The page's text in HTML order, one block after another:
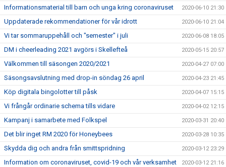
Informationsmaterial till barn och unga kring coronaviruset 2020-06-10 21:30
Uppdaterade rekommendationer för vår idrott 2020-06-10 21:04
Vi tar sommaruppehåll och "semester" i juli 2020-06-08 18:05
DM i cheerleading 2021 avgörs i Skellefteå 2020-05-15 20:57
Välkommen till säsongen 2020/2021 2020-04-27 07:00
Säsongsavslutning med drop-in söndag 26 april 2020-04-23 21:45
Köp digitala bingolotter till påsk 2020-04-07 15:15
Vi frångår ordinarie schema tills vidare 2020-04-02 12:15
Kampanj i samarbete med Folkspel 2020-03-31 20:40
Det blir inget RM 2020 för Honeybees 2020-03-28 10:35
Skydda dig och andra från smittspridning 2020-03-12 23:29
Information om coronaviruset, covid-19 och vår verksamhet 2020-03-12 21:16